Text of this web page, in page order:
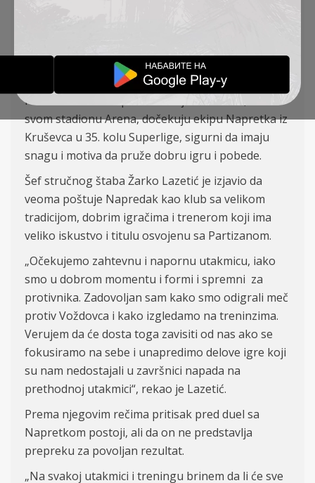
05-05-2022
Fudbaleri TSC-a u petak 6. maja od 18:30h, na
svom stadionu Arena, dočekuju ekipu Napretka iz
Kruševca u 35. kolu Superlige, sigurni da imaju
snagu i motiva da pruže dobru igru i pobede.
Šef stručnog štaba Žarko Lazetić je izjavio da
veoma poštuje Napredak kao klub sa velikom
tradicijom, dobrim igračima i trenerom koji ima
veliko iskustvo i titulu osvojenu sa Partizanom.
„Očekujemo zahtevnu i napornu utakmicu, iako
smo u dobrom momentu i formi i spremni za
protivnika. Zadovoljan sam kako smo odigrali meč
protiv Voždovca i kako izgledamo na treninzima.
Verujem da će dosta toga zavisiti od nas ako se
fokusiramo na sebe i unapredimo delove igre koji
su nam nedostajali u završnici napada na
prethodnoj utakmici“, rekao je Lazetić.
Prema njegovim rečima pritisak pred duel sa
Napretkom postoji, ali da on ne predstavlja
prepreku za povoljan rezultat.
„Na svakoj utakmici i treningu brinem da li će sve